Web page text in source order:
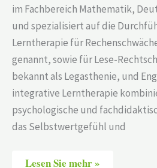
im Fachbereich Mathematik,
und spezialisiert auf die
Lerntherapie für
genannt, sowie für Lese-
bekannt als Legasthenie, und
integrative Lerntherapie
psychologische und
das Selbstwertgefühl und
Lesen Sie mehr »